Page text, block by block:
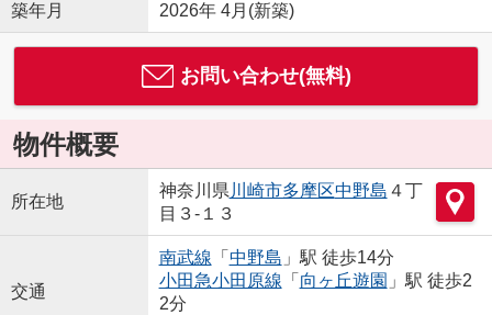
築年月 2026年 4月(新築)
お問い合わせ(無料)
物件概要
所在地
神奈川県 川崎市多摩区中野島 ４丁
目３-１３
交通
南武線 「 中野島 」駅 徒歩14分
小田急小田原線 「 向ヶ丘遊園 」駅 徒歩2
2分